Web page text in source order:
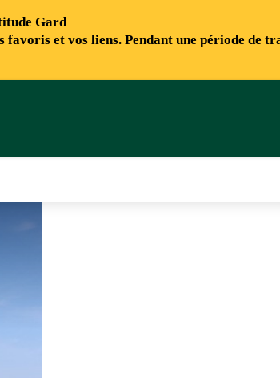
Gard
favoris et vos liens. Pendant une période de